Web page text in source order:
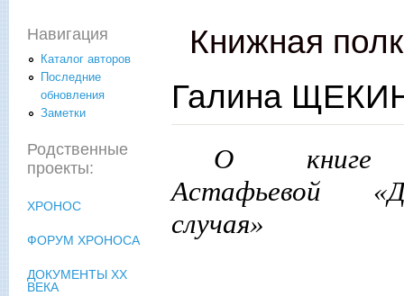
Книжная
Галина
О книге
Астафьевой
случая»
Навигация
Каталог авторов
Последние
обновления
Заметки
Родственные
проекты:
ХРОНОС
ФОРУМ ХРОНОСА
ДОКУМЕНТЫ XX
ВЕКА